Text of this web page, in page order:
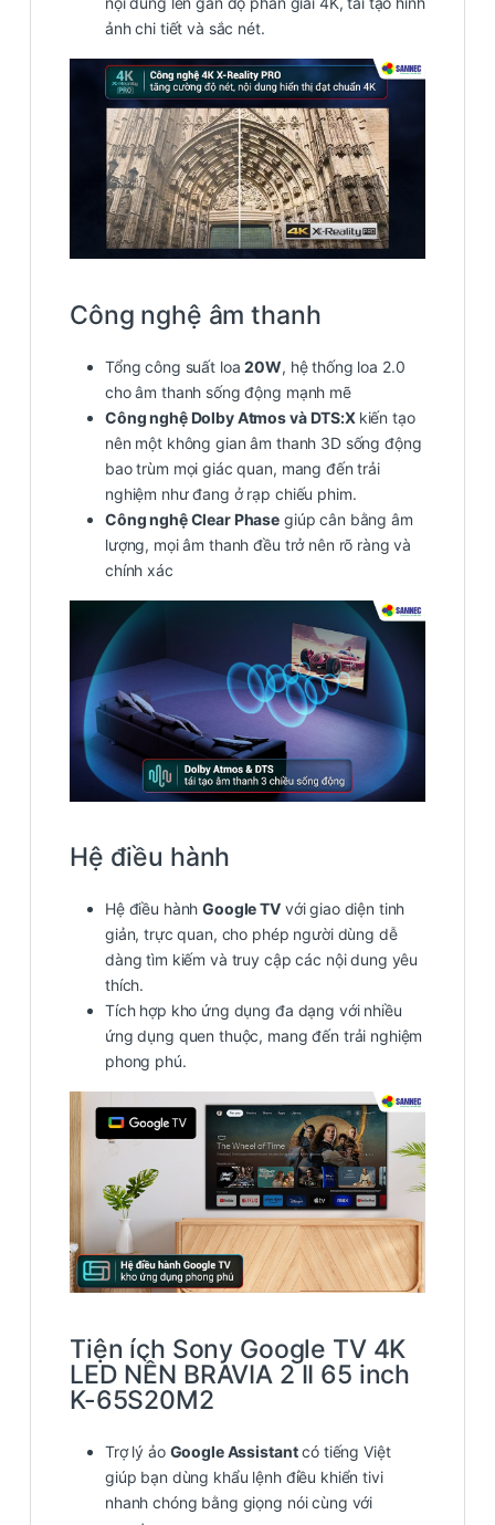
ảnh chi tiết và sắc nét.
Công nghệ âm thanh
Tổng công suất loa20W, hệ thống loa 2.0
cho âm thanh sống động mạnh mẽ
Công nghệ Dolby Atmos và DTS:X kiến tạo
nên một không gian âm thanh 3D sống động
bao trùm mọi giác quan, mang đến trải
nghiệm như đang ở rạp chiếu phim.
Công nghệ Clear Phase giúp cân bằng âm
lượng, mọi âm thanh đều trở nên rõ ràng và
chính xác
Hệ điều hành
Hệ điều hànhGoogle TVvới giao diện tinh
giản, trực quan, cho phép người dùng dễ
dàng tìm kiếm và truy cập các nội dung yêu
thích.
Tích hợp kho ứng dụng đa dạng với nhiều
ứng dụng quen thuộc, mang đến trải nghiệm
phong phú.
Tiện ích Sony Google TV 4K
LED NỀN BRAVIA 2 II 65 inch
K-65S20M2
Trợ lý ảo Google Assistantcó tiếng Việt
giúp bạn dùng khẩu lệnh điều khiển tivi
nhanh chóng bằng giọng nói cùng với